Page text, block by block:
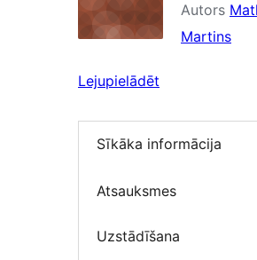
Autors
Martins
Lejupielādēt
Sīkāka informācija
Atsauksmes
Uzstādīšana